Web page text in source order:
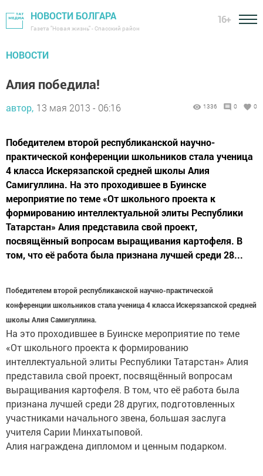
НОВОСТИ БОЛГАРА
Газета "Новая жизнь" - Спасский район
16+
НОВОСТИ
Алия победила!
автор, 13 мая 2013 - 06:16 1336 0 0
Победителем второй республиканской научно-
практической конференции школьников стала ученица
4 класса Искерязапской средней школы Алия
Самигуллина. На это проходившее в Буинске
мероприятие по теме «От школьного проекта к
формированию интеллектуальной элиты Республики
Татарстан» Алия представила свой проект,
посвящённый вопросам выращивания картофеля. В
том, что её работа была признана лучшей среди 28...
Победителем второй республиканской научно-практической
конференции школьников стала ученица 4 класса Искерязапской средней
школы Алия Самигуллина.
На это проходившее в Буинске мероприятие по теме
«От школьного проекта к формированию
интеллектуальной элиты Республики Татарстан» Алия
представила свой проект, посвящённый вопросам
выращивания картофеля. В том, что её работа была
признана лучшей среди 28 других, подготовленных
участниками начального звена, большая заслуга
учителя Сарии Минхатыповой.
Алия награждена дипломом и ценным подарком.